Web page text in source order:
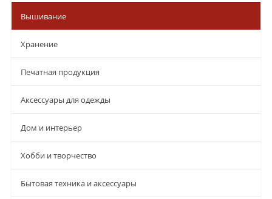
Вышивание
Хранение
Печатная продукция
Аксессуары для одежды
Дом и интерьер
Хобби и творчество
Бытовая техника и аксессуары